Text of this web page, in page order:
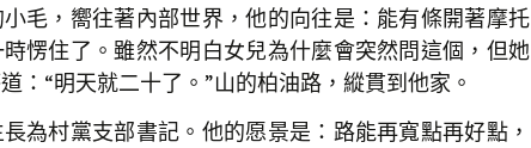
，嚮往著內部世界，他的向往是：能有條開著摩托
愣住了。雖然不明白女兒為什麼會突然問這個，但她
：“明天就二十了。”山的柏油路，縱貫到他家。
村黨支部書記。他的愿景是：路能再寬點再好點，